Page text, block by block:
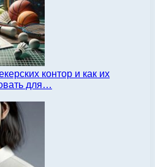
контор и как их
для…